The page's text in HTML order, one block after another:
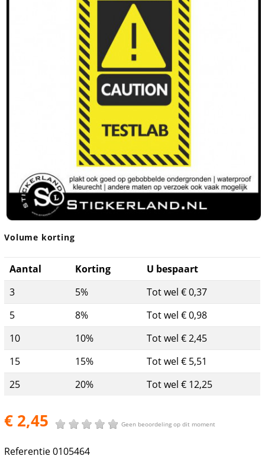
Volume korting
Aantal Korting
U bespaart
3
5%
Tot wel € 0,37
5
8%
Tot wel € 0,98
10
10%
Tot wel € 2,45
15
15%
Tot wel € 5,51
25
20% Tot wel € 12,25
€ 2,45 Geen beoordeling op dit moment
Referentie0105464